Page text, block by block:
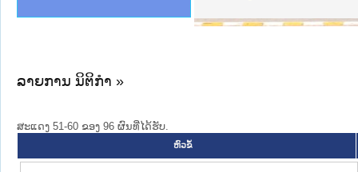
າຊົນ ພາກເໜືອ
ການ
ກາງ
ໃຕ້
ຕຳຫຼວດປະຊາຊົນ
ສັນຕິບານປະຊາຊົນ
ກເໜືອ
າຊົນ ພາກກາງ
ລາຍການ ນິຕິກໍາ »
ສະແດງ 51-60 ຂອງ 96 ຜົນທີ່ໄດ້ຮັບ.
ຫົວຂໍ້